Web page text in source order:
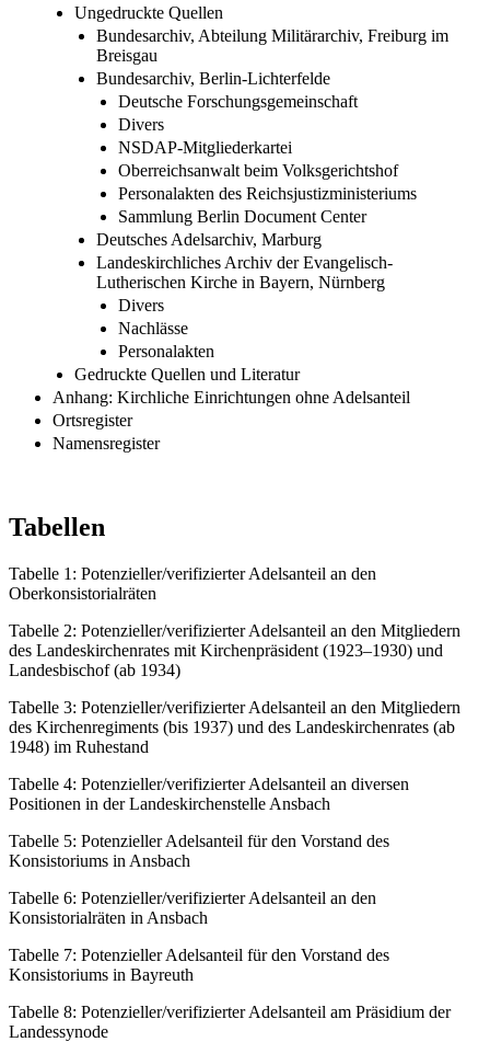
Ungedruckte Quellen
Bundesarchiv, Abteilung Militärarchiv, Freiburg im
Breisgau
Bundesarchiv, Berlin-Lichterfelde
Deutsche Forschungsgemeinschaft
Divers
NSDAP-Mitgliederkartei
Oberreichsanwalt beim Volksgerichtshof
Personalakten des Reichsjustizministeriums
Sammlung Berlin Document Center
Deutsches Adelsarchiv, Marburg
Landeskirchliches Archiv der Evangelisch-
Lutherischen Kirche in Bayern, Nürnberg
Divers
Nachlässe
Personalakten
Gedruckte Quellen und Literatur
Anhang: Kirchliche Einrichtungen ohne Adelsanteil
Ortsregister
Namensregister
Tabellen
Tabelle 1: Potenzieller/verifizierter Adelsanteil an den
Oberkonsistorialräten
Tabelle 2: Potenzieller/verifizierter Adelsanteil an den Mitgliedern
des Landeskirchenrates mit Kirchenpräsident (1923–1930) und
Landesbischof (ab 1934)
Tabelle 3: Potenzieller/verifizierter Adelsanteil an den Mitgliedern
des Kirchenregiments (bis 1937) und des Landeskirchenrates (ab
1948) im Ruhestand
Tabelle 4: Potenzieller/verifizierter Adelsanteil an diversen
Positionen in der Landeskirchenstelle Ansbach
Tabelle 5: Potenzieller Adelsanteil für den Vorstand des
Konsistoriums in Ansbach
Tabelle 6: Potenzieller/verifizierter Adelsanteil an den
Konsistorialräten in Ansbach
Tabelle 7: Potenzieller Adelsanteil für den Vorstand des
Konsistoriums in Bayreuth
Tabelle 8: Potenzieller/verifizierter Adelsanteil am Präsidium der
Landessynode